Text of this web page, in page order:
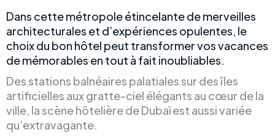
Dans cette métropole étincelante de merveilles
architecturales et d’expériences opulentes, le
choix du bon hôtel peut transformer vos vacances
de mémorables en tout à fait inoubliables.
Des stations balnéaires palatiales sur des îles
artificielles aux gratte-ciel élégants au cœur de la
ville, la scène hôtelière de Dubaï est aussi variée
qu’extravagante.